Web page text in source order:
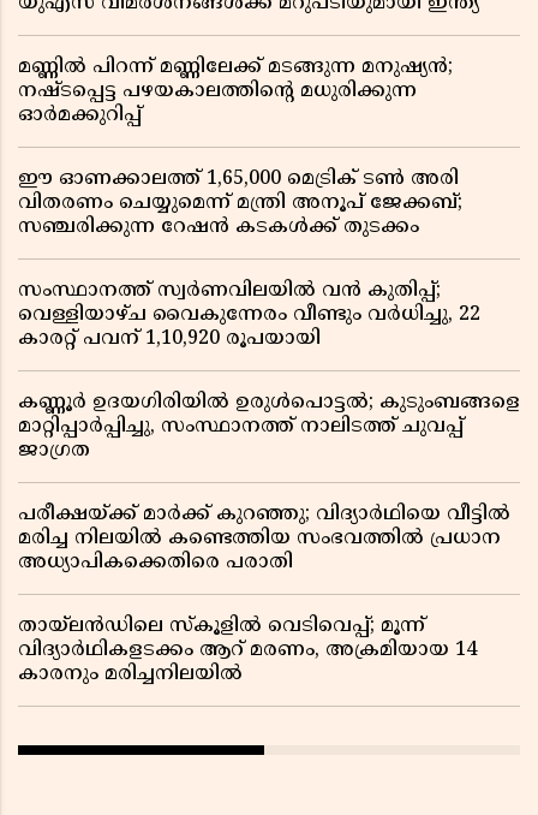
മണ്ണിൽ പിറന്ന് മണ്ണിലേക്ക് മടങ്ങുന്ന മനുഷ്യൻ;
നഷ്ടപ്പെട്ട പഴയകാലത്തിൻ്റെ മധുരിക്കുന്ന
ഓർമക്കുറിപ്പ്
ഈ ഓണക്കാലത്ത് 1,65,000 മെട്രിക് ടൺ അരി
വിതരണം ചെയ്യുമെന്ന് മന്ത്രി അനൂപ് ജേക്കബ്;
സഞ്ചരിക്കുന്ന റേഷൻ കടകൾക്ക് തുടക്കം
സംസ്ഥാനത്ത് സ്വർണവിലയിൽ വൻ കുതിപ്പ്;
വെള്ളിയാഴ്ച വൈകുന്നേരം വീണ്ടും വർധിച്ചു, 22
കാരറ്റ് പവന് 1,10,920 രൂപയായി
കണ്ണൂർ ഉദയഗിരിയിൽ ഉരുൾപൊട്ടൽ; കുടുംബങ്ങളെ
മാറ്റിപ്പാർപ്പിച്ചു, സംസ്ഥാനത്ത് നാലിടത്ത് ചുവപ്പ്
ജാഗ്രത
പരീക്ഷയ്ക്ക് മാർക്ക് കുറഞ്ഞു; വിദ്യാർഥിയെ വീട്ടിൽ
മരിച്ച നിലയിൽ കണ്ടെത്തിയ സംഭവത്തിൽ പ്രധാന
അധ്യാപികക്കെതിരെ പരാതി
തായ്‌ലൻഡിലെ സ്‌കൂളിൽ വെടിവെപ്പ്; മൂന്ന്
വിദ്യാർഥികളടക്കം ആറ് മരണം, അക്രമിയായ 14
കാരനും മരിച്ചനിലയിൽ